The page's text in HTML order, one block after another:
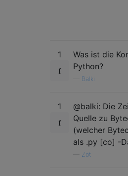
1
Was ist die
Python?
Balki
1
@balki: Die
Quelle zu
(welcher
als .py [co] -
Zot